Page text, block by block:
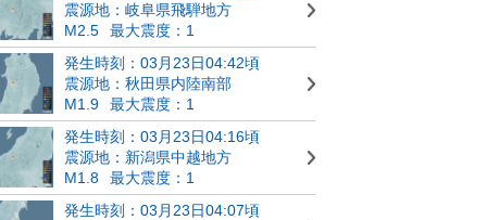
震源地：岐阜県飛騨地方
M2.5
最大震度：1
発生時刻：03月23日04:42頃
震源地：秋田県内陸南部
M1.9
最大震度：1
発生時刻：03月23日04:16頃
震源地：新潟県中越地方
M1.8
最大震度：1
発生時刻：03月23日04:07頃